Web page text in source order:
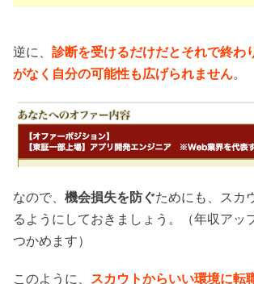
逆に、診断を受けるだけだとそれで終わ
がなく自分の可能性も広げられません。
なので、機会損失を防ぐためにも、スカ
るようにしておきましょう。（年収アッ
つかめます）
このように、 スカウトからいい環境に転